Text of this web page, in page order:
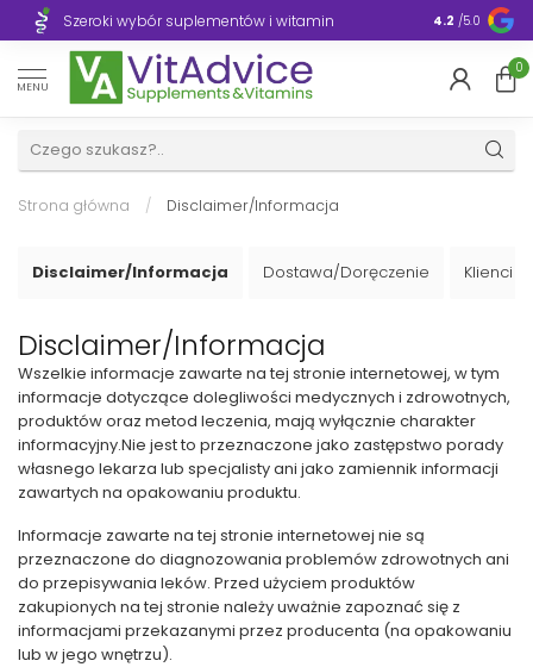
Szeroki wybór suplementów i witamin 4.2 /5.0
MENU
0
Strona główna / Disclaimer/Informacja
Disclaimer/Informacja Dostawa/Doręczenie Klienci
Disclaimer/Informacja
Wszelkie informacje zawarte na tej stronie internetowej, w tym
informacje dotyczące dolegliwości medycznych i zdrowotnych,
produktów oraz metod leczenia, mają wyłącznie charakter
informacyjny.Nie jest to przeznaczone jako zastępstwo porady
własnego lekarza lub specjalisty ani jako zamiennik informacji
zawartych na opakowaniu produktu.
Informacje zawarte na tej stronie internetowej nie są
przeznaczone do diagnozowania problemów zdrowotnych ani
do przepisywania leków. Przed użyciem produktów
zakupionych na tej stronie należy uważnie zapoznać się z
informacjami przekazanymi przez producenta (na opakowaniu
lub w jego wnętrzu).